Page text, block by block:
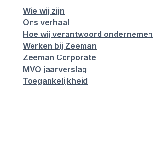
Wie wij zijn
Ons verhaal
Hoe wij verantwoord ondernemen
Werken bij Zeeman
Zeeman Corporate
MVO jaarverslag
Toegankelijkheid